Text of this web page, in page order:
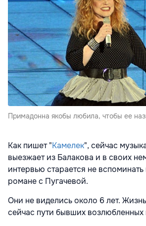
Примадонна якобы любила, чтобы ее
Как пишет "Камелек", сейчас
выезжает из Балакова и в своих
интервью старается не
романе с Пугачевой.
Они не виделись около 6 лет.
сейчас пути бывших возлюбленных